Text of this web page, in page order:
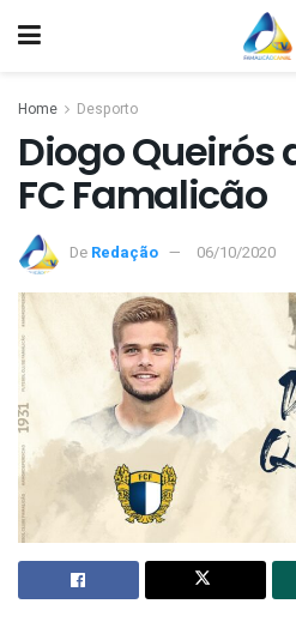
Home Desporto
Diogo Queirós
FC Famalicão
De Redação 06/10/2020